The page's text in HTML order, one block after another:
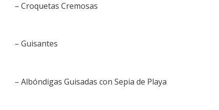
– Croquetas Cremosas
– Guisantes
– Albóndigas Guisadas con Sepia de Playa